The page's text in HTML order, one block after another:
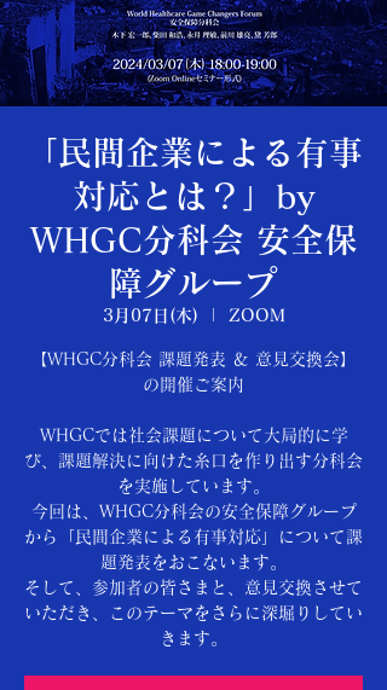
「民間企業による有事
対応とは？」by
WHGC分科会 安全保
障グループ
3月07日(木) ZOOM
【WHGC分科会 課題発表 ＆ 意見交換会】
の開催ご案内
WHGCでは社会課題について大局的に学
び、課題解決に向けた糸口を作り出す分科会
を実施しています。
今回は、WHGC分科会の安全保障グループ
から「民間企業による有事対応」について課
題発表をおこないます。
そして、参加者の皆さまと、意見交換させて
いただき、このテーマをさらに深堀りしてい
きます。